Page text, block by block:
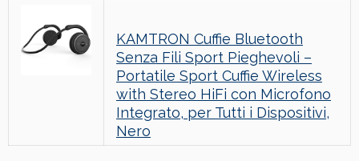
KAMTRON Cuffie Bluetooth
Senza Fili Sport Pieghevoli –
Portatile Sport Cuffie Wireless
with Stereo HiFi con Microfono
Integrato, per Tutti i Dispositivi,
Nero